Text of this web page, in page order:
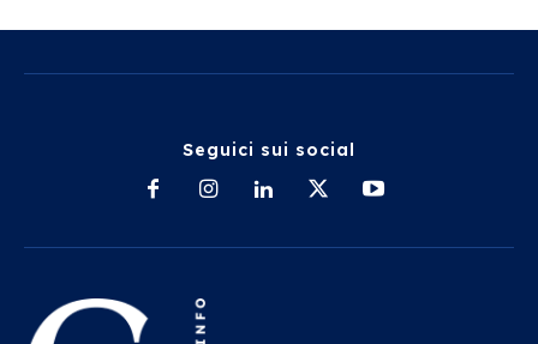
Seguici sui social